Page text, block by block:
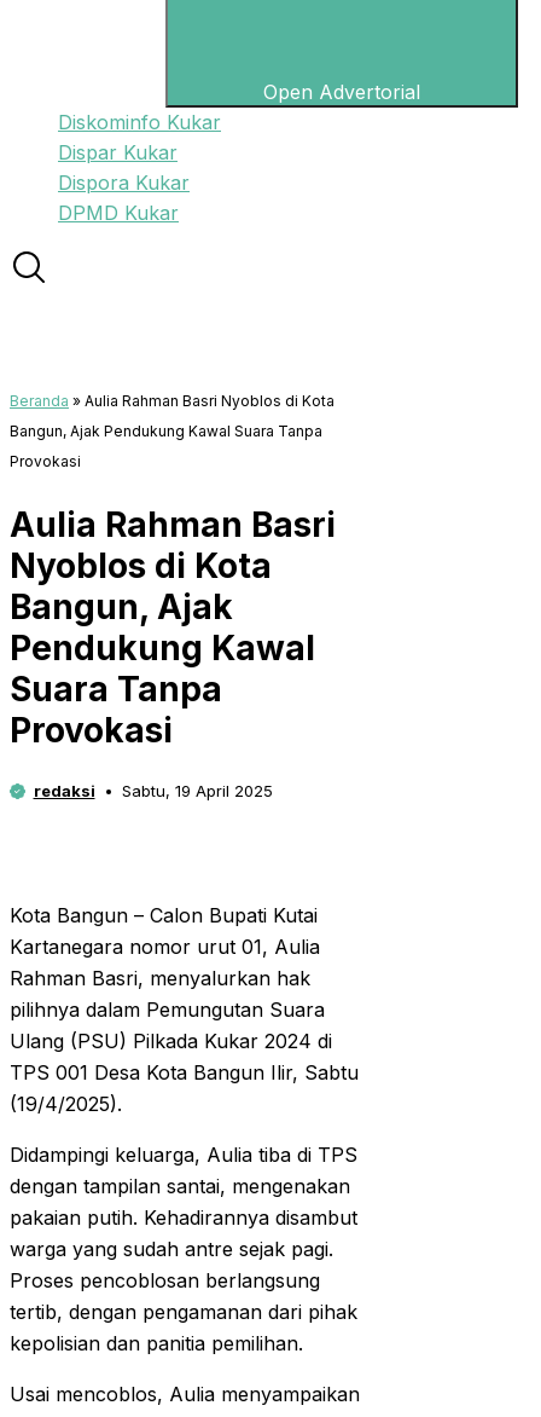
Open Advertorial
Diskominfo Kukar
Dispar Kukar
Dispora Kukar
DPMD Kukar
Beranda » Aulia Rahman Basri Nyoblos di Kota
Bangun, Ajak Pendukung Kawal Suara Tanpa
Provokasi
Aulia Rahman Basri
Nyoblos di Kota
Bangun, Ajak
Pendukung Kawal
Suara Tanpa
Provokasi
redaksi Sabtu, 19 April 2025
Kota Bangun – Calon Bupati Kutai
Kartanegara nomor urut 01, Aulia
Rahman Basri, menyalurkan hak
pilihnya dalam Pemungutan Suara
Ulang (PSU) Pilkada Kukar 2024 di
TPS 001 Desa Kota Bangun Ilir, Sabtu
(19/4/2025).
Didampingi keluarga, Aulia tiba di TPS
dengan tampilan santai, mengenakan
pakaian putih. Kehadirannya disambut
warga yang sudah antre sejak pagi.
Proses pencoblosan berlangsung
tertib, dengan pengamanan dari pihak
kepolisian dan panitia pemilihan.
Usai mencoblos, Aulia menyampaikan